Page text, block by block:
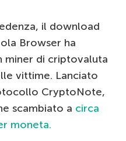
il download
Browser ha
miner di criptovaluta
vittime. Lanciato
CryptoNote,
scambiato a circa
moneta.